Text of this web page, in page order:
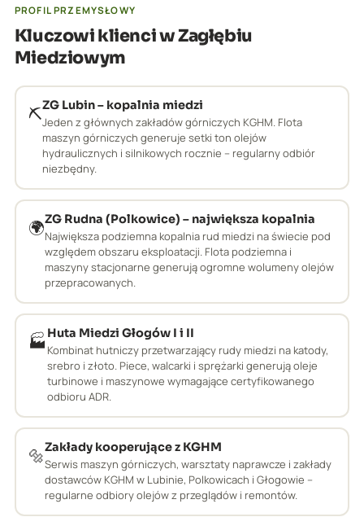
PROFIL PRZEMYSŁOWY
Kluczowi klienci w Zagłębiu
Miedziowym
⛏️ZG Lubin – kopalnia miedzi
Jeden z głównych zakładów górniczych KGHM. Flota
maszyn górniczych generuje setki ton olejów
hydraulicznych i silnikowych rocznie – regularny odbiór
niezbędny.
🌍ZG Rudna (Polkowice) – największa kopalnia
Największa podziemna kopalnia rud miedzi na świecie pod
względem obszaru eksploatacji. Flota podziemna i
maszyny stacjonarne generują ogromne wolumeny olejów
przepracowanych.
🏭 Huta Miedzi Głogów I i II
Kombinat hutniczy przetwarzający rudy miedzi na katody,
srebro i złoto. Piece, walcarki i sprężarki generują oleje
turbinowe i maszynowe wymagające certyfikowanego
odbioru ADR.
🔩Zakłady kooperujące z KGHM
Serwis maszyn górniczych, warsztaty naprawcze i zakłady
dostawców KGHM w Lubinie, Polkowicach i Głogowie –
regularne odbiory olejów z przeglądów i remontów.